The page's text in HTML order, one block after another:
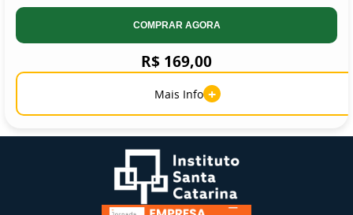
COMPRAR AGORA
R$ 169,00
Mais Info +